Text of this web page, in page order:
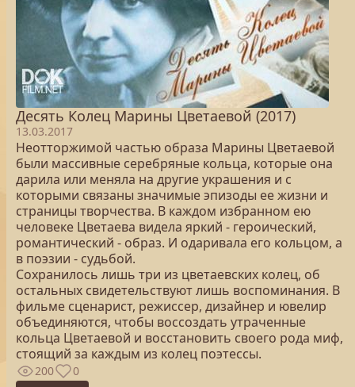
Десять Колец Марины Цветаевой (2017)
13.03.2017
Неотторжимой частью образа Марины Цветаевой
были массивные серебряные кольца, которые она
дарила или меняла на другие украшения и с
которыми связаны значимые эпизоды ее жизни и
страницы творчества. В каждом избранном ею
человеке Цветаева видела яркий - героический,
романтический - образ. И одаривала его кольцом, а
в поэзии - судьбой.
Сохранилось лишь три из цветаевских колец, об
остальных свидетельствуют лишь воспоминания. В
фильме сценарист, режиссер, дизайнер и ювелир
объединяются, чтобы воссоздать утраченные
кольца Цветаевой и восстановить своего рода миф,
стоящий за каждым из колец поэтессы.
200 0